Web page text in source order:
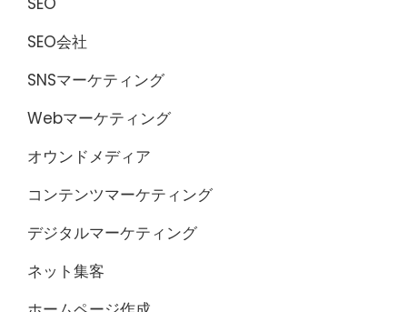
SEO会社
SNSマーケティング
Webマーケティング
オウンドメディア
コンテンツマーケティング
デジタルマーケティング
ネット集客